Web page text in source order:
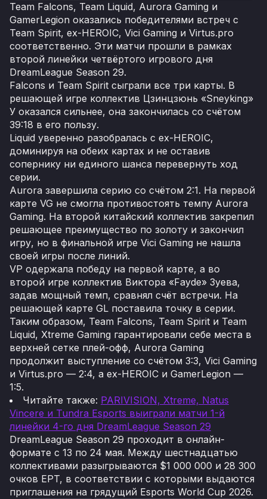
Team Falcons, Team Liquid, Aurora Gaming и
GamerLegion оказались победителями встреч с
Team Spirit, ex-HEROIC, Vici Gaming и Virtus.pro
соответственно. Эти матчи прошли в рамках
второй линейки четвёртого игрового дня
DreamLeague Season 29.
Falcons и Team Spirit сыграли все три карты. В
решающей игре коллектив Цзинцзюнь «Sneyking»
У оказался сильнее, она закончилась со счётом
39:18 в его пользу.
Liquid уверенно разобралась с ex-HEROIC,
доминируя на обеих картах и не оставив
сопернику ни единого шанса перевернуть ход
серии.
Aurora завершила серию со счётом 2:1. На первой
карте VG не смогла противостоять темпу Aurora
Gaming. На второй китайский коллектив закрепил
решающее преимущество по золоту и закончил
игру, но в финальной игре Vici Gaming не нашла
своей игры после линий.
VP одержала победу на первой карте, а во
второй игре коллектив Виктора «Fayde» Зуева,
задав мощный темп, сравнял счёт встречи. На
решающей карте GL поставила точку в серии.
Таким образом, Team Falcons, Team Spirit и Team
Liquid, Xtreme Gaming гарантировали себе места в
верхней сетке плей-офф, Aurora Gaming
продолжит выступление со счётом 3:3, Vici Gaming
и Virtus.pro — 2:4, а ex-HEROIC и GamerLegion —
1:5.
Читайте также: PARIVISION, Xtreme, Natus
Vincere и Tundra Esports выиграли матчи 1-й
линейки 4-го дня DreamLeague Season 29
DreamLeague Season 29 проходит в онлайн-
формате с 13 по 24 мая. Между шестнадцатью
коллективами разыгрываются $1 000 000 и 28 300
очков EPT, в соответствии с которыми выдаются
приглашения на грядущий Esports World Cup 2026.